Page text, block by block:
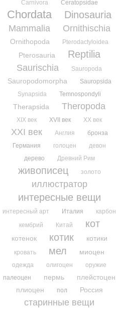
Carnivora Ceratopsidae
Chordata Dinosauria
Mammalia Ornithischia
Ornithopoda Pterodactyloidea
Pterosauria Reptilia
Saurischia Sauropoda
Sauropodomorpha
Sauropsida
Synapsida
Temnospondyli
Therapsida Theropoda
XIX век XVII век XX век
XXI век Англия
бронза
Германия
голоцен
девон
дерево
Древний Рим
живописец золото
иллюстратор
интересные вещи
интересный арт Италия
карбон
кембрий
Китай кот
котенок котик котики
кровать мел миоцен
одежда олигоцен
оружие
палеоцен
пермь
плейстоцен
плиоцен
пол Россия
старинные вещи